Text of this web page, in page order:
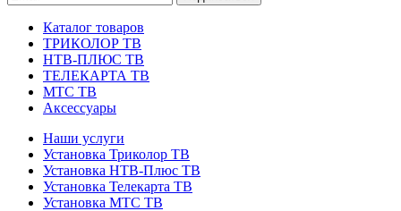
Каталог товаров
ТРИКОЛОР ТВ
НТВ-ПЛЮС ТВ
ТЕЛЕКАРТА ТВ
МТС ТВ
Аксессуары
Наши услуги
Установка Триколор ТВ
Установка НТВ-Плюс ТВ
Установка Телекарта ТВ
Установка МТС ТВ